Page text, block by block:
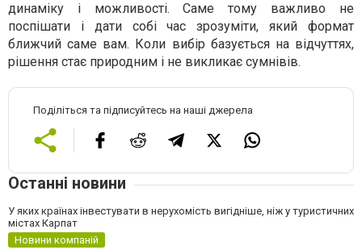
динаміку і можливості. Саме тому важливо не
поспішати і дати собі час зрозуміти, який формат
ближчий саме вам. Коли вибір базується на відчуттях,
рішення стає природним і не викликає сумнівів.
Поділіться та підписуйтесь на наші джерела
Останні новини
У яких країнах інвестувати в нерухомість вигідніше, ніж у туристичних
містах Карпат
Новини компаній